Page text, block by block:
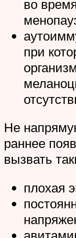
во
при
Не
раннее
вызвать
плохая